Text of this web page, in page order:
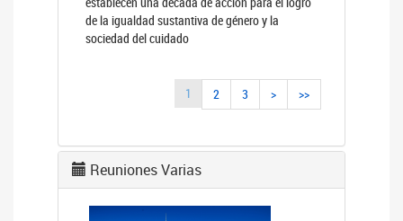
de la igualdad sustantiva de género y la
sociedad del cuidado
1 2 3 > >>
Reuniones Varias